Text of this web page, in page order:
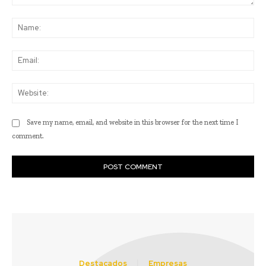
Save my name, email, and website in this browser for the next time I
comment.